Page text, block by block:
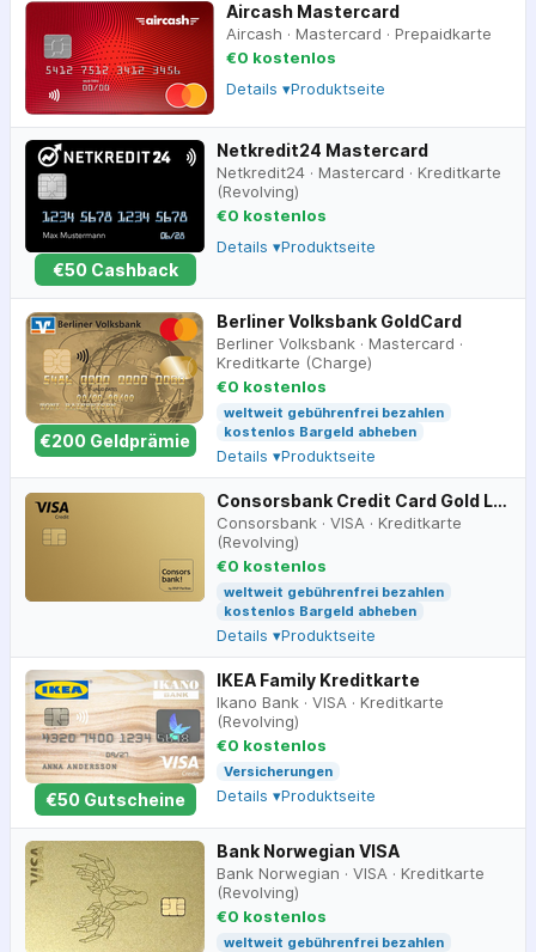
Aircash Mastercard
Aircash · Mastercard · Prepaidkarte
€0 kostenlos
Details ▾Produktseite
€50 Cashback
Netkredit24 Mastercard
Netkredit24 · Mastercard · Kreditkarte
(Revolving)
€0 kostenlos
Details ▾Produktseite
€200 Geldprämie
Berliner Volksbank GoldCard
Berliner Volksbank · Mastercard ·
Kreditkarte (Charge)
€0 kostenlos
weltweit gebührenfrei bezahlen
kostenlos Bargeld abheben
Details ▾Produktseite
Consorsbank Credit Card Gold Light
Consorsbank · VISA · Kreditkarte
(Revolving)
€0 kostenlos
weltweit gebührenfrei bezahlen
kostenlos Bargeld abheben
Details ▾Produktseite
€50 Gutscheine
IKEA Family Kreditkarte
Ikano Bank · VISA · Kreditkarte
(Revolving)
€0 kostenlos
Versicherungen
Details ▾Produktseite
Bank Norwegian VISA
Bank Norwegian · VISA · Kreditkarte
(Revolving)
€0 kostenlos
weltweit gebührenfrei bezahlen